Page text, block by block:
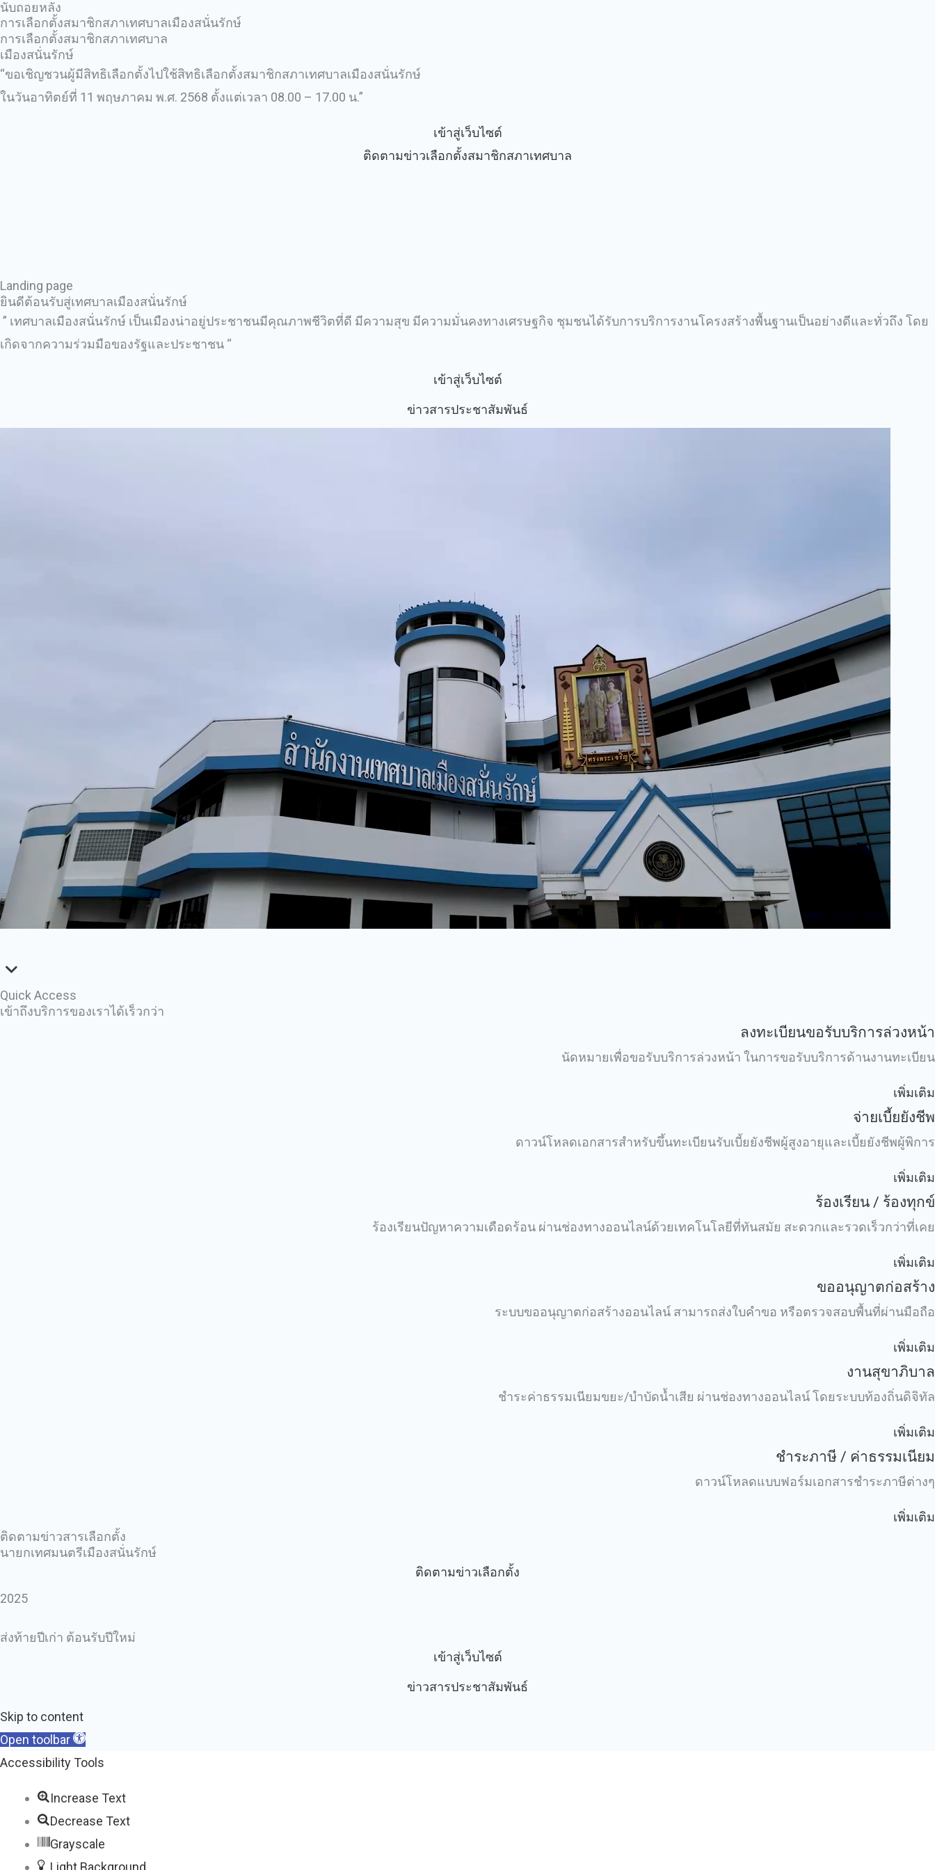
นับถอยหลัง
การเลือกตั้งสมาชิกสภาเทศบาลเมืองสนั่นรักษ์
การเลือกตั้งสมาชิกสภาเทศบาล
เมืองสนั่นรักษ์
“ขอเชิญชวนผู้มีสิทธิเลือกตั้งไปใช้สิทธิเลือกตั้งสมาชิกสภาเทศบาลเมืองสนั่นรักษ์
ในวันอาทิตย์ที่ 11 พฤษภาคม พ.ศ. 2568 ตั้งแต่เวลา 08.00 – 17.00 น.”
เข้าสู่เว็บไซต์
ติดตามข่าวเลือกตั้งสมาชิกสภาเทศบาล
Landing page
ยินดีต้อนรับสู่เทศบาลเมืองสนั่นรักษ์
” เทศบาลเมืองสนั่นรักษ์ เป็นเมืองน่าอยู่ประชาชนมีคุณภาพชีวิตที่ดี มีความสุข มีความมั่นคงทางเศรษฐกิจ ชุมชนได้รับการบริการงานโครงสร้างพื้นฐานเป็นอย่างดีและทั่วถึง โดย
เกิดจากความร่วมมือของรัฐและประชาชน “
เข้าสู่เว็บไซต์
ข่าวสารประชาสัมพันธ์
Quick Access
เข้าถึงบริการของเราได้เร็วกว่า
ลงทะเบียนขอรับบริการล่วงหน้า
นัดหมายเพื่อขอรับบริการล่วงหน้า ในการขอรับบริการด้านงานทะเบียน
เพิ่มเติม
จ่ายเบี้ยยังชีพ
ดาวน์โหลดเอกสารสำหรับขึ้นทะเบียนรับเบี้ยยังชีพผู้สูงอายุและเบี้ยยังชีพผู้พิการ
เพิ่มเติม
ร้องเรียน / ร้องทุกข์
ร้องเรียนปัญหาความเดือดร้อน ผ่านช่องทางออนไลน์ด้วยเทคโนโลยีที่ทันสมัย สะดวกและรวดเร็วกว่าที่เคย
เพิ่มเติม
ขออนุญาตก่อสร้าง
ระบบขออนุญาตก่อสร้างออนไลน์ สามารถส่งใบคำขอ หรือตรวจสอบพื้นที่ผ่านมือถือ
เพิ่มเติม
งานสุขาภิบาล
ชำระค่าธรรมเนียมขยะ/บำบัดน้ำเสีย ผ่านช่องทางออนไลน์ โดยระบบท้องถิ่นดิจิทัล
เพิ่มเติม
ชำระภาษี / ค่าธรรมเนียม
ดาวน์โหลดแบบฟอร์มเอกสารชำระภาษีต่างๆ
เพิ่มเติม
ติดตามข่าวสารเลือกตั้ง
นายกเทศมนตรีเมืองสนั่นรักษ์
ติดตามข่าวเลือกตั้ง
2025
ส่งท้ายปีเก่า ต้อนรับปีใหม่
เข้าสู่เว็บไซต์
ข่าวสารประชาสัมพันธ์
Skip to content
Open toolbar
Accessibility Tools
Increase Text
Decrease Text
Grayscale
Light Background